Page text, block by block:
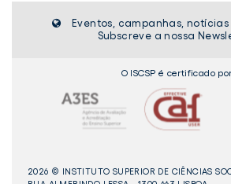
Eventos, campanhas, notícias
Subscreve a nossa
O ISCSP é certificado
2026 © INSTITUTO SUPERIOR DE CIÊNCIAS